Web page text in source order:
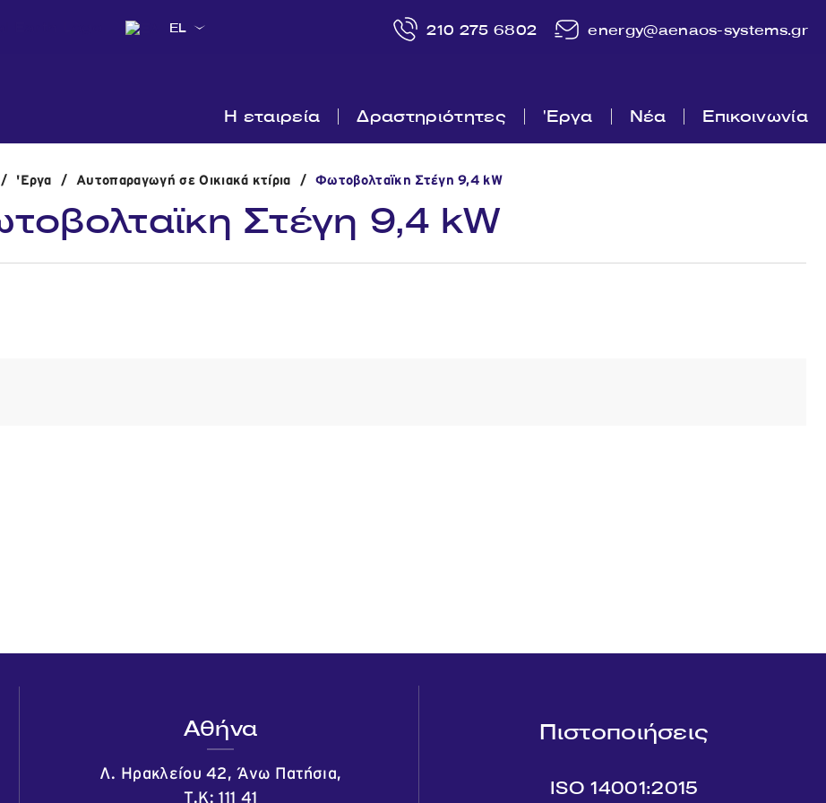
EL 210 275 6802 energy@aenaos-systems.gr
Η εταιρεία Δραστηριότητες 'Εργα Νέα Επικοινωνία
/ 'Εργα / Αυτοπαραγωγή σε Οικιακά κτίρια / Φωτοβολταϊκη Στέγη 9,4 kW
Στέγη 9,4 kW
Αθήνα
Λ. Ηρακλείου 42, Άνω Πατήσια,
Τ.Κ: 111 41
Πιστοποιήσεις
ISO 14001:2015